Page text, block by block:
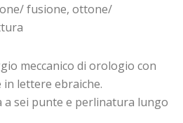
fusione, ottone/
meccanico di orologio con
lettere ebraiche.
a sei punte e perlinatura lungo